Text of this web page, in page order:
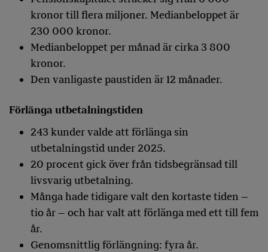
kronor till flera miljoner. Medianbeloppet är
230 000 kronor.
Medianbeloppet per månad är cirka 3 800
kronor.
Den vanligaste paustiden är 12 månader.
Förlänga utbetalningstiden
243 kunder valde att förlänga sin
utbetalningstid under 2025.
20 procent gick över från tidsbegränsad till
livsvarig utbetalning.
Många hade tidigare valt den kortaste tiden –
tio år – och har valt att förlänga med ett till fem
år.
Genomsnittlig förlängning: fyra år.